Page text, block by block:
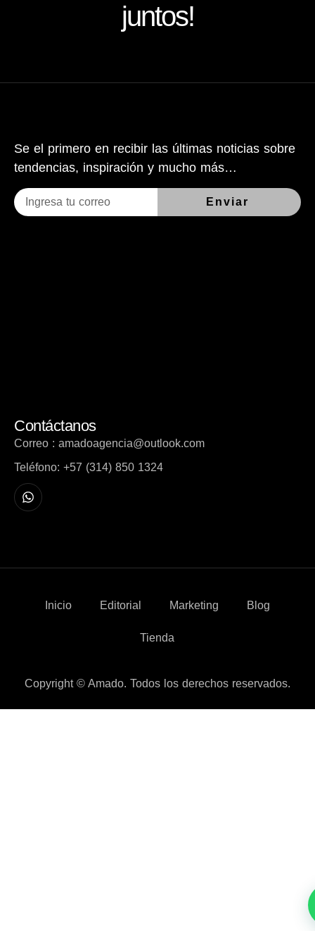
juntos!
Se el primero en recibir las últimas noticias sobre
tendencias, inspiración y mucho más…
Enviar
Contáctanos
Correo : amadoagencia@outlook.com
Teléfono: +57 (314) 850 1324
Copyright © Amado. Todos los derechos reservados.
Inicio Editorial Marketing Blog
Tienda